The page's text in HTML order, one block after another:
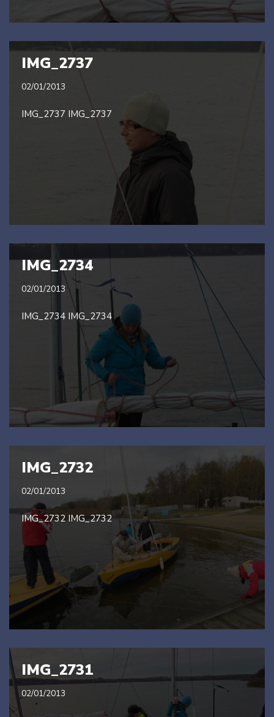
IMG_2737
02/01/2013
IMG_2737 IMG_2737
IMG_2734
02/01/2013
IMG_2734 IMG_2734
IMG_2732
02/01/2013
IMG_2732 IMG_2732
IMG_2731
02/01/2013